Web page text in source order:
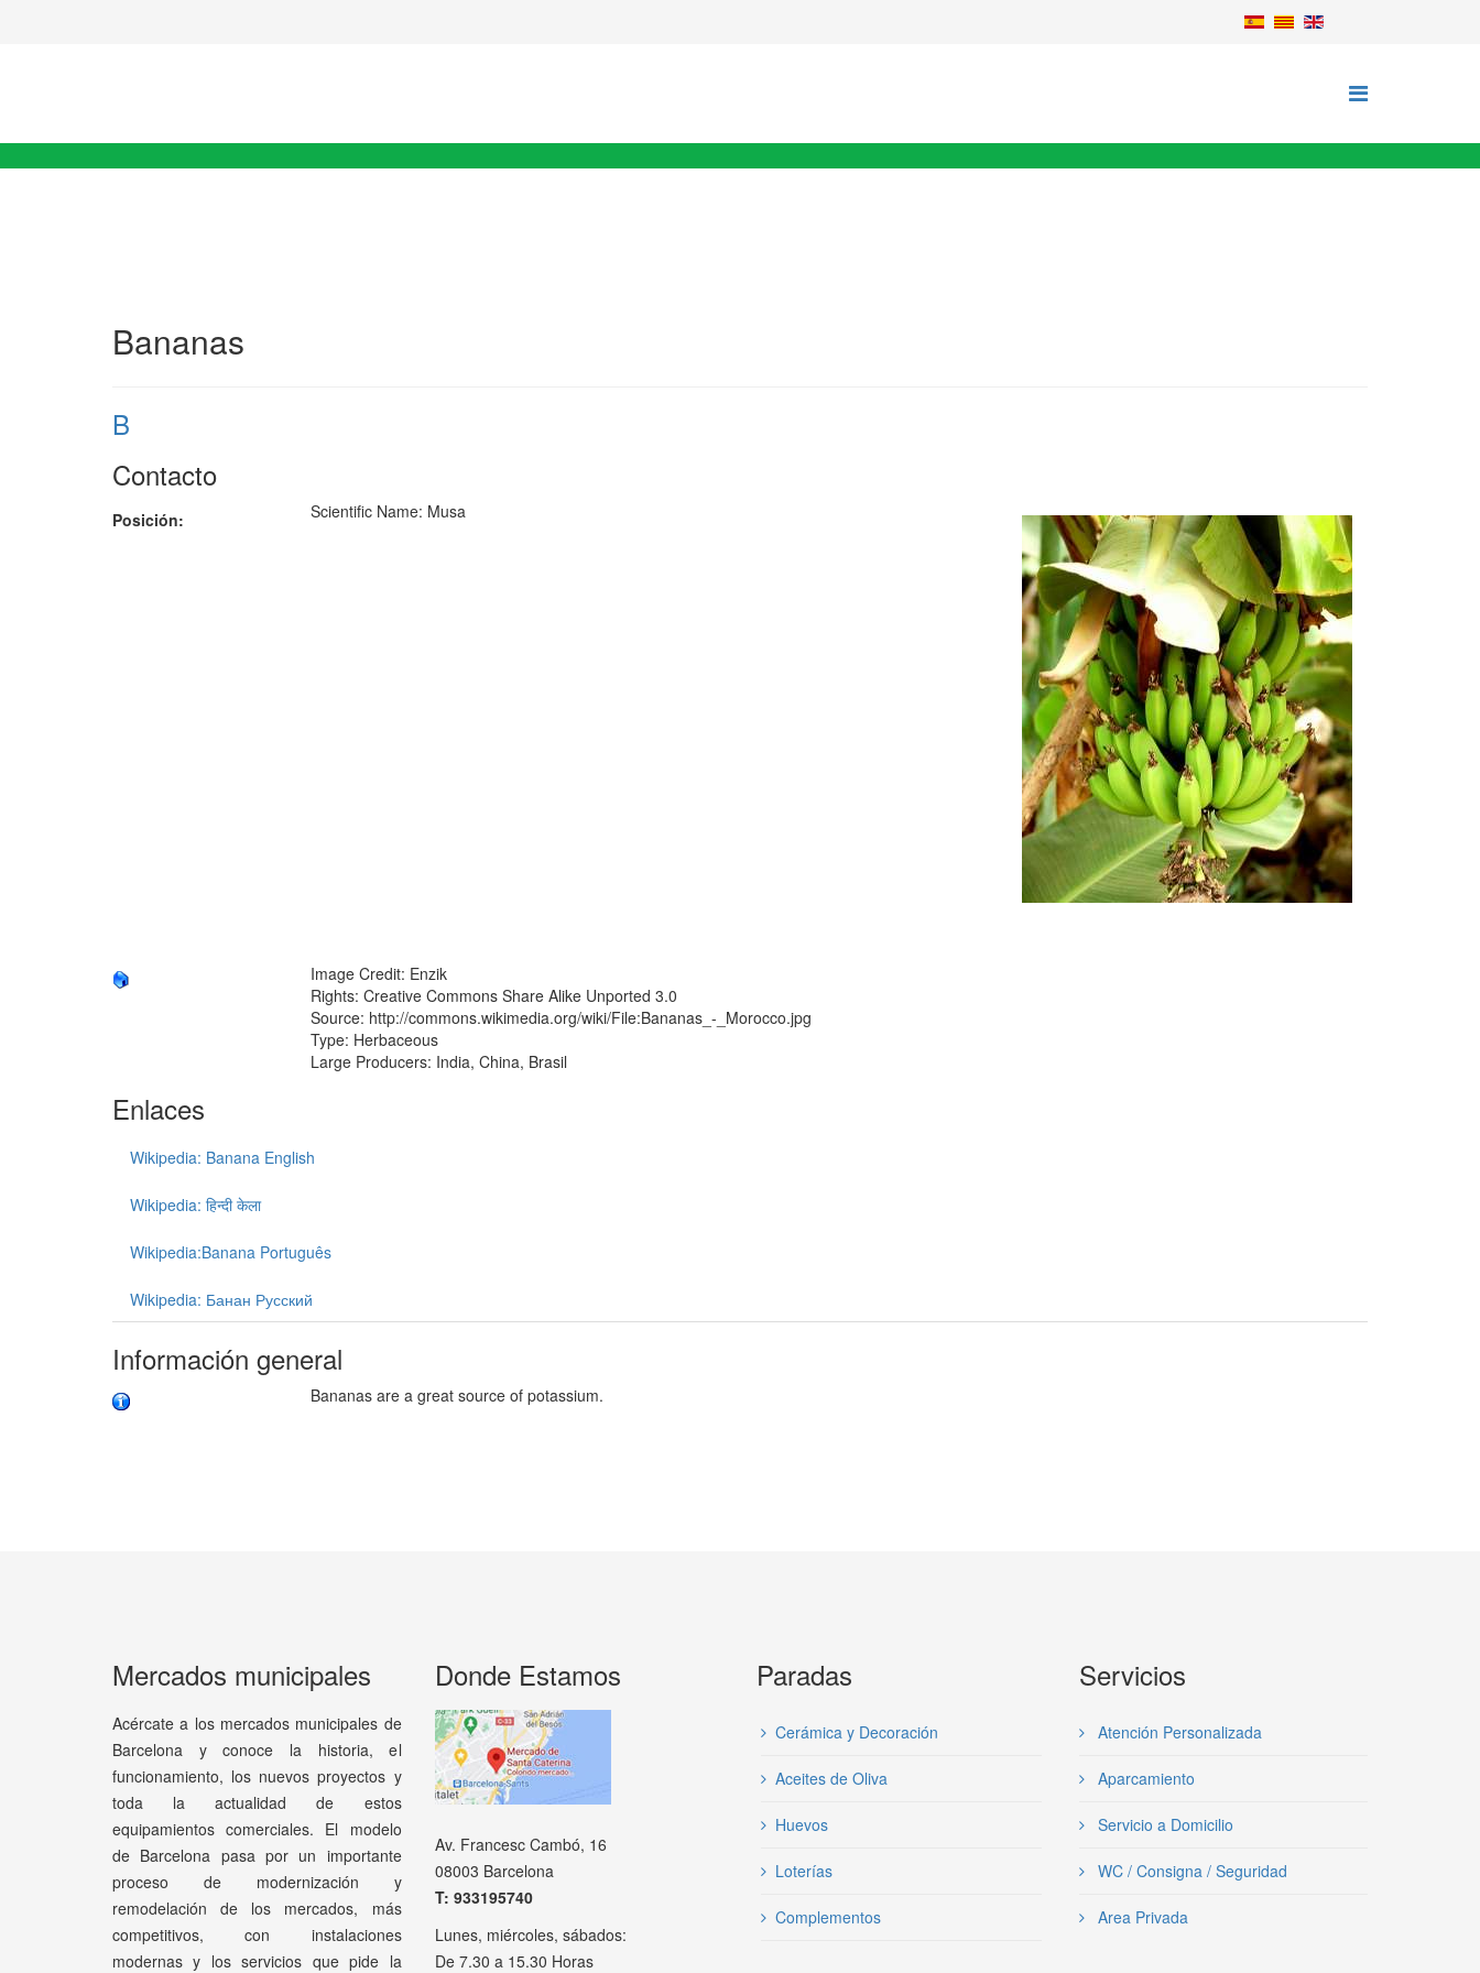
Bananas
B
Contacto
Posición: Scientific Name: Musa
Image Credit: Enzik
Rights: Creative Commons Share Alike Unported 3.0
Source: http://commons.wikimedia.org/wiki/File:Bananas_-_Morocco.jpg
Type: Herbaceous
Large Producers: India, China, Brasil
Enlaces
Wikipedia: Banana English
Wikipedia: हिन्दी केला
Wikipedia:Banana Português
Wikipedia: Банан Русский
Información general
Bananas are a great source of potassium.
Mercados municipales
Acércate a los mercados municipales de
Barcelona y conoce la historia, el
funcionamiento, los nuevos proyectos y
toda la actualidad de estos
equipamientos comerciales. El modelo
de Barcelona pasa por un importante
proceso de modernización y
remodelación de los mercados, más
competitivos, con instalaciones
modernas y los servicios que pide la
Donde Estamos
Av. Francesc Cambó, 16
08003 Barcelona
T: 933195740
Lunes, miércoles, sábados:
De 7.30 a 15.30 Horas
Paradas
Cerámica y Decoración
Aceites de Oliva
Huevos
Loterías
Complementos
Servicios
Atención Personalizada
Aparcamiento
Servicio a Domicilio
WC / Consigna / Seguridad
Area Privada